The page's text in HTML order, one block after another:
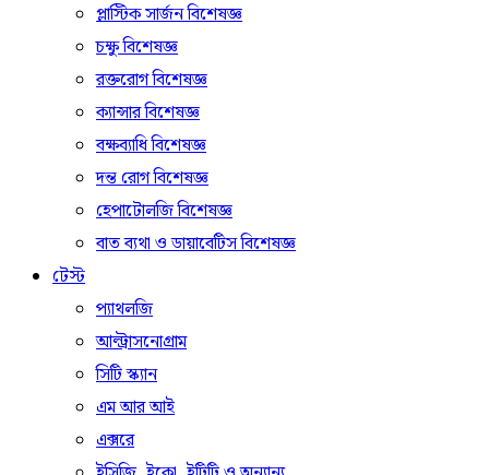
প্লাস্টিক সার্জন বিশেষজ্ঞ
চক্ষু বিশেষজ্ঞ
রক্তরোগ বিশেষজ্ঞ
ক্যান্সার বিশেষজ্ঞ
বক্ষব্যাধি বিশেষজ্ঞ
দন্ত রোগ বিশেষজ্ঞ
হেপাটোলজি বিশেষজ্ঞ
বাত ব্যথা ও ডায়াবেটিস বিশেষজ্ঞ
টেস্ট
প্যাথলজি
আল্ট্রাসনোগ্রাম
সিটি স্ক্যান
এম আর আই
এক্সরে